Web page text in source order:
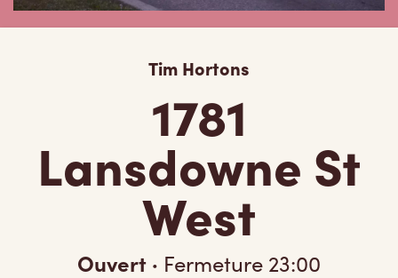
Tim Hortons
1781
Lansdowne St
West
Ouvert · Fermeture 23:00